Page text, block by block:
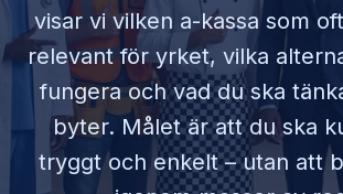
visar vi vilken a-kassa som
relevant för yrket, vilka
fungera och vad du ska
byter. Målet är att du ska
tryggt och enkelt – utan att